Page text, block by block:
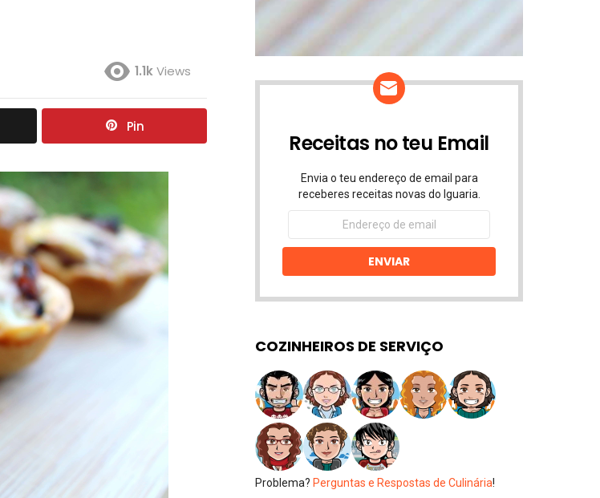
1.1kViews
Pin
Receitas no teu Email
Envia o teu endereço de email para
receberes receitas novas do Iguaria.
Endereço
email
ENVIAR
COZINHEIROS DE SERVIÇO
Problema? Perguntas e Respostas de Culinária!